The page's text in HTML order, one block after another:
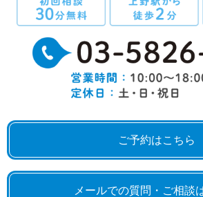
ご予約はこちら
メールでの質問・ご相談